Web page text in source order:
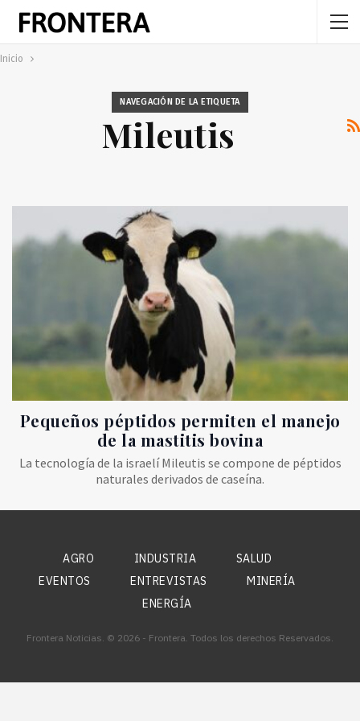
Inicio
NAVEGACIÓN DE LA ETIQUETA
Mileutis
Pequeños péptidos permiten el manejo
de la mastitis bovina
La tecnología de la israelí Mileutis se compone de péptidos
naturales derivados de caseína.
AGRO INDUSTRIA
SALUD
EVENTOS
ENTREVISTAS
MINERÍA
ENERGÍA
Frontera Noticias. © 2026 - Frontera. Todos los derechos Reservados.